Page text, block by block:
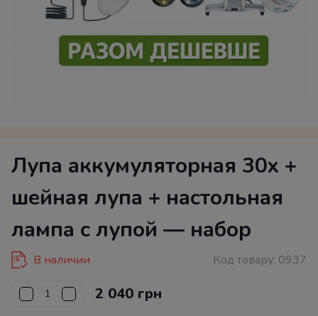
Лупа аккумуляторная 30x +
шейная лупа + настольная
лампа с лупой — набор
В наличии Код товару: 0937
2 040 грн